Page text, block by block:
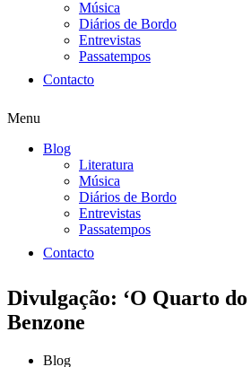
Música
Diários de Bordo
Entrevistas
Passatempos
Contacto
Menu
Blog
Literatura
Música
Diários de Bordo
Entrevistas
Passatempos
Contacto
Divulgação: ‘O Quarto do
Benzone
Blog